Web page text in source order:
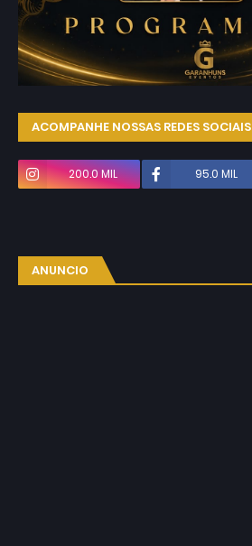
ACOMPANHE NOSSAS REDES SOCIAIS
200.0 MIL 95.0 MIL
ANUNCIO